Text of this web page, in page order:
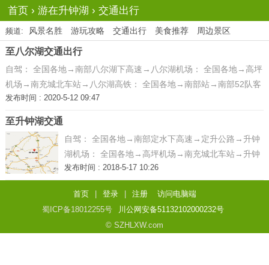
首页 › 游在升钟湖 › 交通出行
频道: 风景名胜 游玩攻略 交通出行 美食推荐 周边景区
至八尔湖交通出行
自驾： 全国各地→南部八尔湖下高速→八尔湖机场： 全国各地→高坪
机场→南充城北车站→八尔湖高铁： 全国各地→南部站→南部52队客
运站→八尔湖客车：
发布时间 : 2020-5-12 09:47
至升钟湖交通
自驾： 全国各地→南部定水下高速→定升公路→升钟
湖机场： 全国各地→高坪机场→南充城北车站→升钟
湖高铁： 全国各地→南部站→南部城西客运站→升钟
2、成都 ...
发布时间 : 2018-5-17 10:26
首页 登录 注册
访问电脑端
蜀ICP备18012255号
川公网安备51132102000232号
© SZHLXW.com